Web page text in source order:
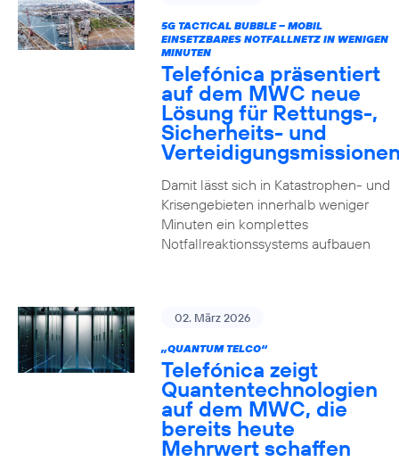
5G TACTICAL BUBBLE – MOBIL
EINSETZBARES NOTFALLNETZ IN WENIGEN
MINUTEN
Telefónica präsentiert
auf dem MWC neue
Lösung für Rettungs-,
Sicherheits- und
Damit lässt sich in Katastrophen- und
Krisengebieten innerhalb weniger
Minuten ein komplettes
Notfallreaktionssystems aufbauen
02. März 2026
„QUANTUM TELCO“
Telefónica zeigt
Quanten­technologien
auf dem MWC, die
bereits heute
Mehrwert schaffen